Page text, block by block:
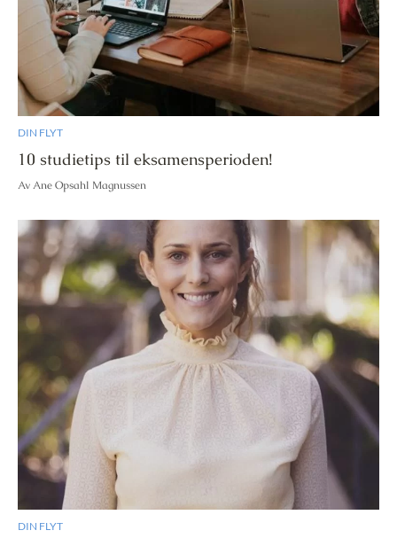
DIN FLYT
10 studietips til eksamensperioden!
Av Ane Opsahl Magnussen
DIN FLYT